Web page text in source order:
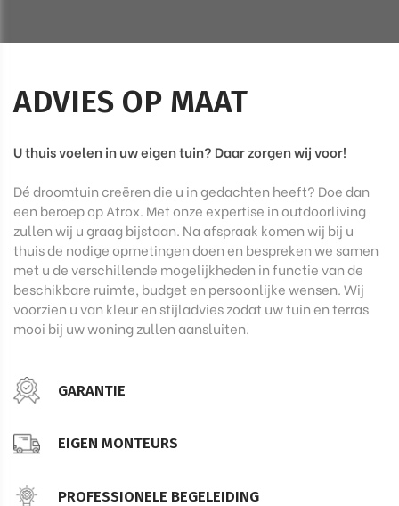
ADVIES OP MAAT
U thuis voelen in uw eigen tuin? Daar zorgen wij voor!
Dé droomtuin creëren die u in gedachten heeft? Doe dan
een beroep op Atrox. Met onze expertise in outdoorliving
zullen wij u graag bijstaan. Na afspraak komen wij bij u
thuis de nodige opmetingen doen en bespreken we samen
met u de verschillende mogelijkheden in functie van de
beschikbare ruimte, budget en persoonlijke wensen. Wij
voorzien u van kleur en stijladvies zodat uw tuin en terras
mooi bij uw woning zullen aansluiten.
GARANTIE
EIGEN MONTEURS
PROFESSIONELE BEGELEIDING